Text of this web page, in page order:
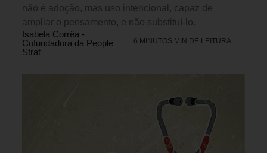
não é adoção, mas uso intencional, capaz de
ampliar o pensamento, e não substituí-lo.
Isabela Corrêa -
Cofundadora da People
Strat
6 MINUTOS MIN DE LEITURA